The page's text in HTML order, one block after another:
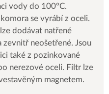
vody do 100°C.
se vyrábí z oceli.
dodávat natřené
zevnitř neošetřené. Jsou
také z pozinkované
nerezové oceli. Filtr lze
magnetem.